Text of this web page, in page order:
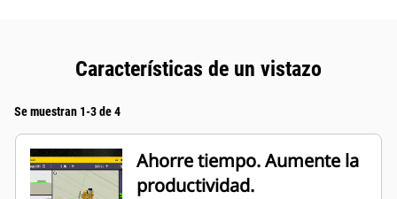
Características de un vistazo
Se muestran 1-3 de 4
Ahorre tiempo. Aumente la
productividad.